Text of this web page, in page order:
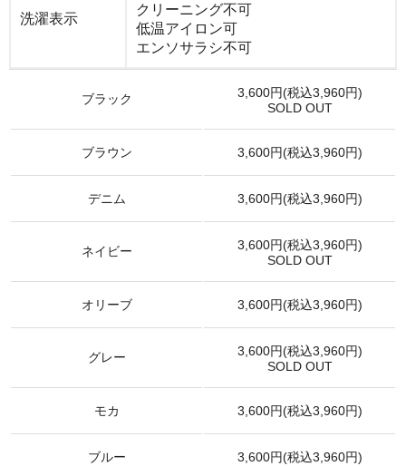
洗濯表示
クリーニング不可
低温アイロン可
エンソサラシ不可
ブラック
3,600円(税込3,960円)
SOLD OUT
ブラウン 3,600円(税込3,960円)
デニム 3,600円(税込3,960円)
ネイビー
3,600円(税込3,960円)
SOLD OUT
オリーブ 3,600円(税込3,960円)
グレー
3,600円(税込3,960円)
SOLD OUT
モカ 3,600円(税込3,960円)
ブルー 3,600円(税込3,960円)